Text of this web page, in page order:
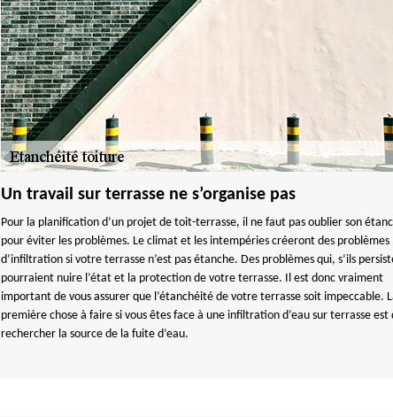
Un travail sur terrasse ne s’organise pas
Pour la planification d’un projet de toit-terrasse, il ne faut pas oublier son
pour éviter les problèmes. Le climat et les intempéries créeront des problèmes
d’infiltration si votre terrasse n’est pas étanche. Des problèmes qui, s’ils
pourraient nuire l’état et la protection de votre terrasse. Il est donc vraiment
important de vous assurer que l’étanchéité de votre terrasse soit impeccable.
première chose à faire si vous êtes face à une infiltration d’eau sur terrasse est
rechercher la source de la fuite d’eau.